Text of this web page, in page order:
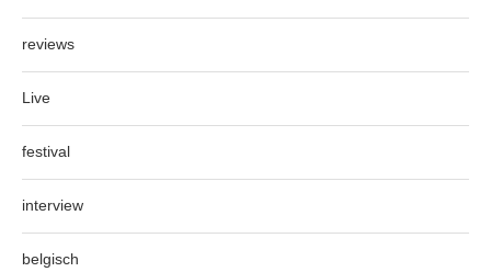
reviews
Live
festival
interview
belgisch